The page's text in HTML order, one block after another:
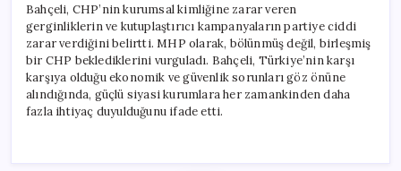
Bahçeli, CHP’nin kurumsal kimliğine zarar veren
gerginliklerin ve kutuplaştırıcı kampanyaların partiye ciddi
zarar verdiğini belirtti. MHP olarak, bölünmüş değil, birleşmiş
bir CHP beklediklerini vurguladı. Bahçeli, Türkiye’nin karşı
karşıya olduğu ekonomik ve güvenlik sorunları göz önüne
alındığında, güçlü siyasi kurumlara her zamankinden daha
fazla ihtiyaç duyulduğunu ifade etti.